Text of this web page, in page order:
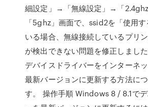
細設定」→「無線設定」→「
「5ghz」画面で、ssid2を「使用
いる場合、無線接続しているプリ
が検出できない問題を修正しました
デバイスドライバーをインターネッ
最新バージョンに更新する方法に
す。 操作手順 Windows 8 / 8.1で